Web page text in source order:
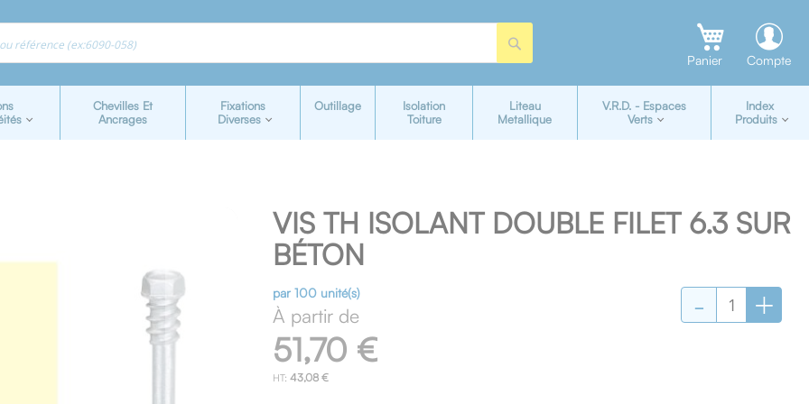
Compte
Panier
Chevilles Et
Ancrages
Fixations
Diverses
Outillage
Isolation
Toiture
Liteau
Metallique
V.R.D. - Espaces
Verts
Index
Produits
VIS TH ISOLANT DOUBLE FILET 6.3 SUR
BÉTON
par 100 unité(s)
À partir de
51,70 €
43,08 €
- +